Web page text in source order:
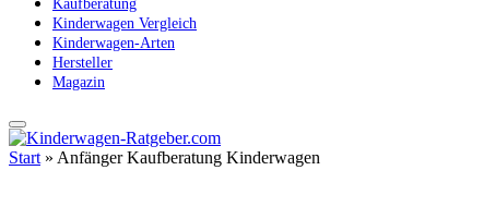
Kaufberatung
Kinderwagen Vergleich
Kinderwagen-Arten
Hersteller
Magazin
Start » Anfänger Kaufberatung Kinderwagen